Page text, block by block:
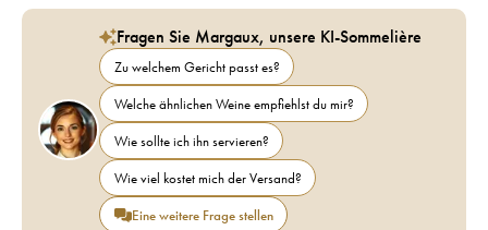
Fragen Sie Margaux, unsere KI-Sommelière
Zu welchem Gericht passt es?
Welche ähnlichen Weine empfiehlst du mir?
Wie sollte ich ihn servieren?
Wie viel kostet mich der Versand?
Eine weitere Frage stellen